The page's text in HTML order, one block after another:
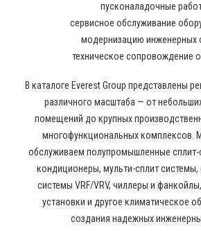
пусконаладочные
сервисное обслуживание
модернизацию инженерных
техническое сопровождение
В каталоге Everest Group представлены
различного масштаба — от
помещений до крупных
многофункциональных комплексов.
обслуживаем полупромышленные сплит-
кондиционеры, мульти-сплит системы,
системы VRF/VRV, чиллеры и
установки и другое климатическое
создания надежных